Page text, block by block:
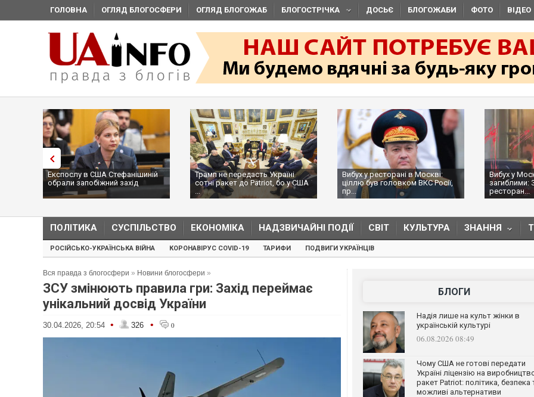
ГОЛОВНА ОГЛЯД БЛОГОСФЕРИ ОГЛЯД БЛОГОЖАБ БЛОГОСТРІЧКА ДОСЬЄ БЛОГОЖАБИ ФОТО ВІДЕО
Експослу в США Стефанішиній
обрали запобіжний захід
Трамп не передасть Україні
сотні ракет до Patriot, бо у США
...
Вибух у ресторані в Москві:
ціллю був головком ВКС Росії,
пр...
Вибух у
загиблими:
ресторан...
ПОЛІТИКА СУСПІЛЬСТВО ЕКОНОМІКА НАДЗВИЧАЙНІ ПОДІЇ СВІТ КУЛЬТУРА ЗНАННЯ
РОСІЙСЬКО-УКРАЇНСЬКА ВІЙНА КОРОНАВІРУС COVID-19 ТАРИФИ ПОДВИГИ УКРАЇНЦІВ
Вся правда з блогосфери » Новини блогосфери »
ЗСУ змінюють правила гри: Захід переймає
унікальний досвід України
30.04.2026, 20:54 • 326 • 0
БЛОГИ
Надія лише на культ жінки в
українській культурі
06.08.2026 08:49
Чому США не готові передати
Україні ліцензію на
ракет Patriot: політика, безпека
можливі альтернативи